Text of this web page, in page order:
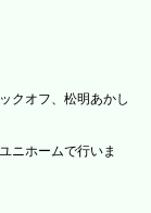
クオフ、松明あかし
ニホームで行いま